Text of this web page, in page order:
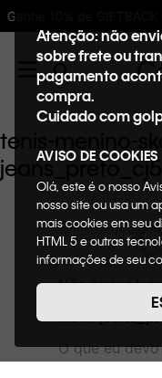
em todas as compras
Atenção: não
sobre frete ou
pagamento
compra.
Cuidado com
AVISO DE COOKIES
Olá, este é o nosso
nosso site ou usa um
mais cookies em seu
HTML 5 e outras
informações de seu
de cookies,
suas funções. A forma
nosso Aviso de
tenis-menino-
Não
tenis-
klein-
O que eu